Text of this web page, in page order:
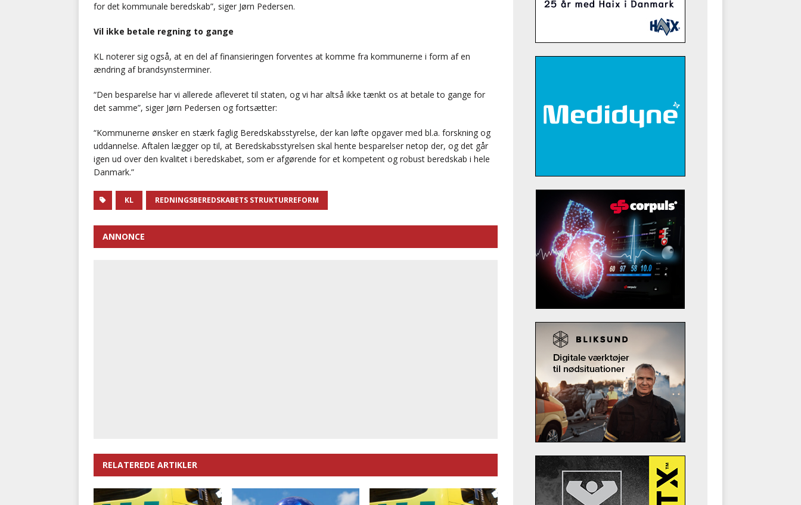
for det kommunale beredskab”, siger Jørn Pedersen.
Vil ikke betale regning to gange
KL noterer sig også, at en del af finansieringen forventes at komme fra kommunerne i form af en
ændring af brandsynsterminer.
“Den besparelse har vi allerede afleveret til staten, og vi har altså ikke tænkt os at betale to gange for
det samme”, siger Jørn Pedersen og fortsætter:
“Kommunerne ønsker en stærk faglig Beredskabsstyrelse, der kan løfte opgaver med bl.a. forskning og
uddannelse. Aftalen lægger op til, at Beredskabsstyrelsen skal hente besparelser netop der, og det går
igen ud over den kvalitet i beredskabet, som er afgørende for et kompetent og robust beredskab i hele
Danmark.”
KL REDNINGSBEREDSKABETS STRUKTURREFORM
ANNONCE
RELATEREDE ARTIKLER